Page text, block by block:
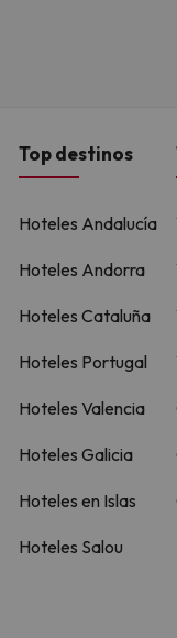
Top destinos
Hoteles Andalucía
Hoteles Andorra
Hoteles Cataluña
Hoteles Portugal
Hoteles Valencia
Hoteles Galicia
Hoteles en Islas
Hoteles Salou